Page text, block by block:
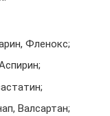
Фленокс;
Валсартан;